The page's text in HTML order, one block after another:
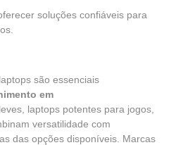
soluções confiáveis para
são essenciais
em
laptops potentes para jogos
versatilidade com
das opções disponíveis. Marcas